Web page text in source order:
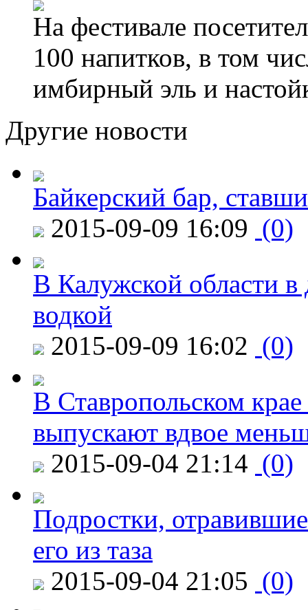
На фестивале
100 напитков, в том
имбирный эль и
Другие новости
Байкерский бар,
2015-09-09 16:09 (0)
В Калужской области в
водкой
2015-09-09 16:02 (0)
В Ставропольском
выпускают вдвое
2015-09-04 21:14 (0)
Подростки,
его из таза
2015-09-04 21:05 (0)